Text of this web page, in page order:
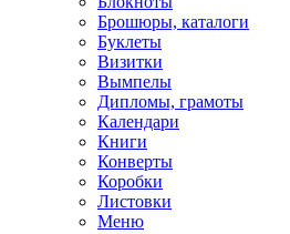
Брошюры, каталоги
Буклеты
Визитки
Вымпелы
Дипломы, грамоты
Календари
Книги
Конверты
Коробки
Листовки
Меню